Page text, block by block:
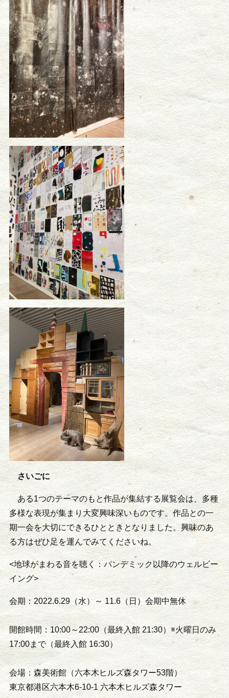
さいごに
ある1つのテーマのもと作品が集結する展覧会は、多種
多様な表現が集まり大変興味深いものです。作品との一
期一会を大切にできるひとときとなりました。興味のあ
る方はぜひ足を運んでみてくださいね。
<地球がまわる音を聴く：パンデミック以降のウェルビー
イング>
会期：2022.6.29（水）～ 11.6（日）会期中無休
開館時間：10:00～22:00（最終入館 21:30）※火曜日のみ
17:00まで（最終入館 16:30）
会場：森美術館（六本木ヒルズ森タワー53階）
東京都港区六本木6-10-1 六本木ヒルズ森タワー